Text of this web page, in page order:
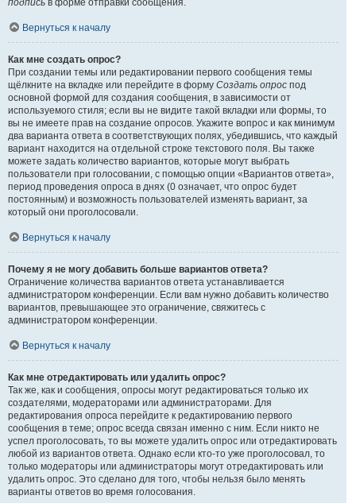
подпись в форме отправки сообщения.
Вернуться к началу
Как мне создать опрос?
При создании темы или редактировании первого сообщения темы
щёлкните на вкладке или перейдите в форму Создать опрос под
основной формой для создания сообщения, в зависимости от
используемого стиля; если вы не видите такой вкладки или формы, то
вы не имеете прав на создание опросов. Укажите вопрос и как минимум
два варианта ответа в соответствующих полях, убедившись, что каждый
вариант находится на отдельной строке текстового поля. Вы также
можете задать количество вариантов, которые могут выбрать
пользователи при голосовании, с помощью опции «Вариантов ответа»,
период проведения опроса в днях (0 означает, что опрос будет
постоянным) и возможность пользователей изменять вариант, за
который они проголосовали.
Вернуться к началу
Почему я не могу добавить больше вариантов ответа?
Ограничение количества вариантов ответа устанавливается
администратором конференции. Если вам нужно добавить количество
вариантов, превышающее это ограничение, свяжитесь с
администратором конференции.
Вернуться к началу
Как мне отредактировать или удалить опрос?
Так же, как и сообщения, опросы могут редактироваться только их
создателями, модераторами или администраторами. Для
редактирования опроса перейдите к редактированию первого
сообщения в теме; опрос всегда связан именно с ним. Если никто не
успел проголосовать, то вы можете удалить опрос или отредактировать
любой из вариантов ответа. Однако если кто-то уже проголосовал, то
только модераторы или администраторы могут отредактировать или
удалить опрос. Это сделано для того, чтобы нельзя было менять
варианты ответов во время голосования.